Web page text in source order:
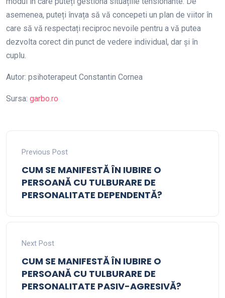
asemenea, puteți învața să vă concepeti un plan de viitor în
care să vă respectați reciproc nevoile pentru a vă putea
dezvolta corect din punct de vedere individual, dar și în
cuplu.
Autor: psihoterapeut Constantin Cornea
Sursa: garbo.ro
Previous Post
CUM SE MANIFESTĂ ÎN IUBIRE O
PERSOANĂ CU TULBURARE DE
PERSONALITATE DEPENDENTĂ?
Next Post
CUM SE MANIFESTĂ ÎN IUBIRE O
PERSOANĂ CU TULBURARE DE
PERSONALITATE PASIV-AGRESIVĂ?